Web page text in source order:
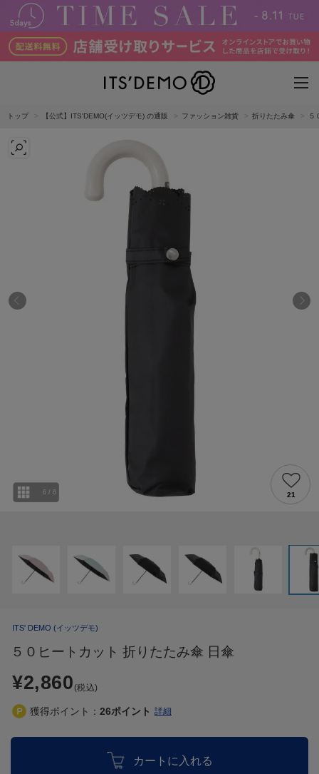
トップ 【公式】ITS'DEMO(イッツデモ) の通販 ファッション雑貨 折りたたみ傘 ５
6 / 8 21
ITS' DEMO (イッツデモ)
５０ヒートカット 折りたたみ傘 日傘
¥2,860 (税込)
獲得ポイント： 26ポイント 詳細
カートに入れる